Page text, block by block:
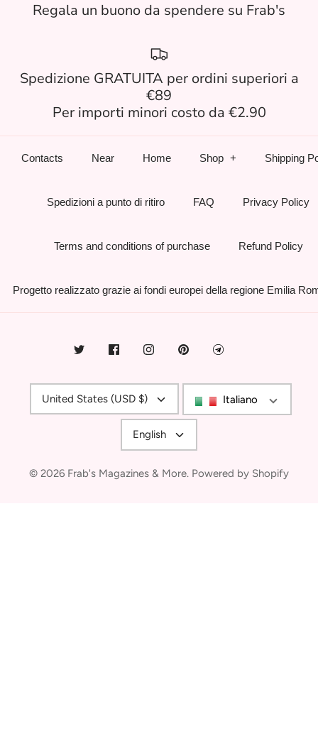
Regala un buono da spendere su Frab's
Spedizione GRATUITA per ordini superiori a
€89
Per importi minori costo da €2.90
Contacts Near Home Shop Shipping
Spedizioni a punto di ritiro FAQ Privacy Policy
Terms and conditions of purchase Refund Policy
Progetto realizzato grazie ai fondi europei della regione Emilia
Currency
United States (USD $) Italiano
Language
English
© 2026 Frab's Magazines & More. Powered by Shopify